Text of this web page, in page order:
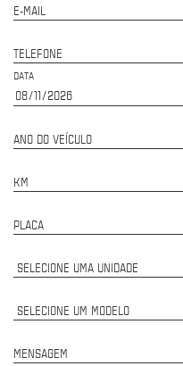
E-MAIL
TELEFONE
DATA
ANO DO VEÍCULO
KM
PLACA
MENSAGEM